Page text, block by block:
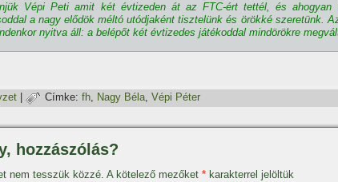
Vépi Peti amit két évtizeden át az FTC-ért tettél, és ahogyan
a nagy elődök méltó utódjaként tisztelünk és örökké szeretünk.
nyitva áll: a belépőt két évtizedes játékoddal mindörökre
Címke: fh, Nagy Béla, Vépi Péter
hozzászólás?
nem tesszük közzé. A kötelező mezőket * karakterrel jelöltük